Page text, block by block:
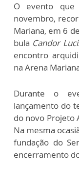
O evento
novembro,
Mariana, em 6
bula Candor
encontro
na Arena
Durante o
lançamento do
do novo Projeto
Na mesma
fundação do
encerramento